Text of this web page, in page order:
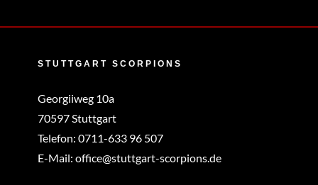
STUTTGART SCORPIONS
Georgiiweg 10a
70597 Stuttgart
Telefon: 0711-633 96 507
E-Mail: office@stuttgart-scorpions.de